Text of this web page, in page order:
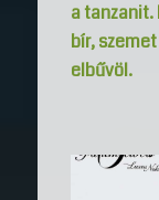
a tanzanit.
bír,
elbűvöl.